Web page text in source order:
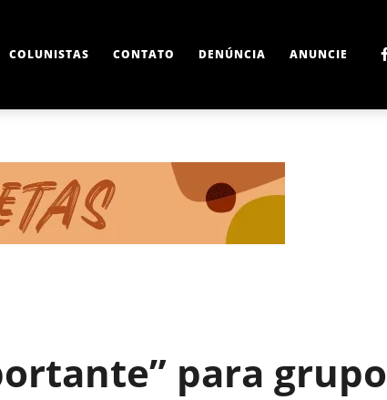
COLUNISTAS CONTATO DENÚNCIA ANUNCIE
para grupo